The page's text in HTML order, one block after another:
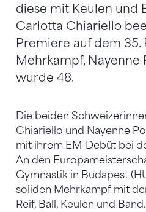
diese mit Keulen und
Carlotta Chiariello
Premiere auf dem 35.
Mehrkampf, Nayenne
wurde 48.
Die beiden
Chiariello und Nayenne
mit ihrem EM-Debüt bei
An den
Gymnastik in Budapest
soliden Mehrkampf mit
Reif, Ball, Keulen und